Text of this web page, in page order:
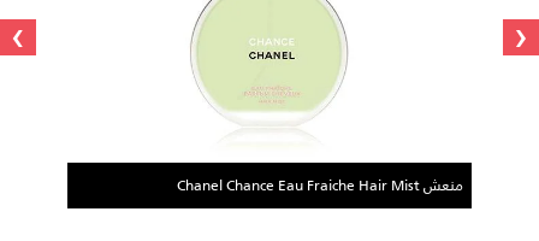
منعش Chanel Chance Eau Fraiche Hair Mist
‹
›